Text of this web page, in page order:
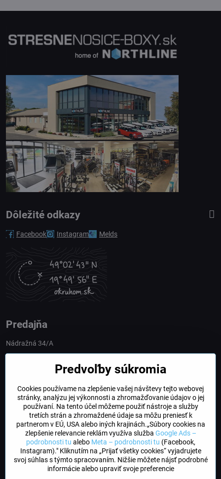
Dôležité odkazy
Facebook Instagram Melds
Predajňa
Nádražná 34/A
obchod​@northline​.sk
Otváracie hodiny
PO, UT, STR, ŠT: 9.00 - 17.00
PIA: 8.00 - 16.00
DogFriendly
Psíky sú u nás vítané
Predvoľby súkromia
Cookies používame na zlepšenie vašej návštevy tejto webovej
stránky, analýzu jej výkonnosti a zhromažďovanie údajov o jej
používaní. Na tento účel môžeme použiť nástroje a služby
tretích strán a zhromaždené údaje sa môžu preniesť k
partnerom v EÚ, USA alebo iných krajinách.„Súbory cookies na
zlepšenie relevancie reklám využíva služba Google Ads –
podrobnosti tu alebo Meta – podrobnosti tu (Facebook,
Instagram)." Kliknutím na „Prijať všetky cookies“ vyjadrujete
svoj súhlas s týmto spracovaním. Nižšie môžete nájsť podrobné
informácie alebo upraviť svoje preferencie